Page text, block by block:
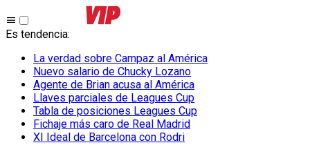
Es tendencia:
La verdad sobre Campaz al América
Nuevo salario de Chucky Lozano
Agente de Brian acusa al América
Llaves parciales de Leagues Cup
Tabla de posiciones Leagues Cup
Fichaje más caro de Real Madrid
XI Ideal de Barcelona con Rodri